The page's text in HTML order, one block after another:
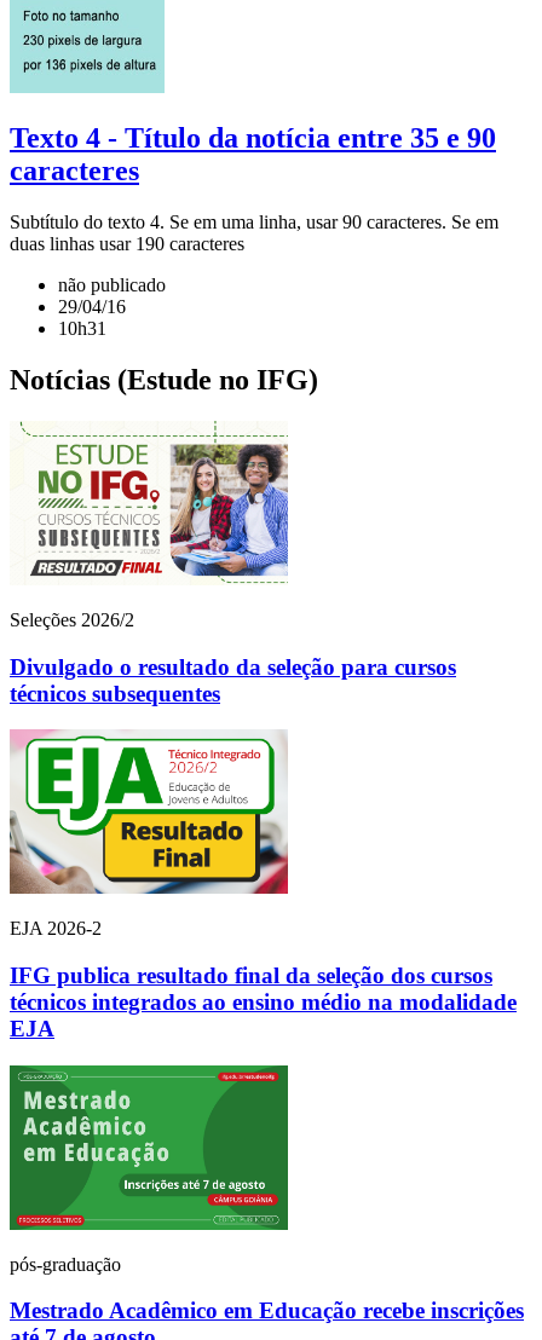
Texto 4 - Título da notícia entre 35 e 90
caracteres
Subtítulo do texto 4. Se em uma linha, usar 90 caracteres. Se em
duas linhas usar 190 caracteres
não publicado
29/04/16
10h31
Notícias (Estude no IFG)
Seleções 2026/2
Divulgado o resultado da seleção para cursos
técnicos subsequentes
EJA 2026-2
IFG publica resultado final da seleção dos cursos
técnicos integrados ao ensino médio na modalidade
EJA
pós-graduação
Mestrado Acadêmico em Educação recebe inscrições